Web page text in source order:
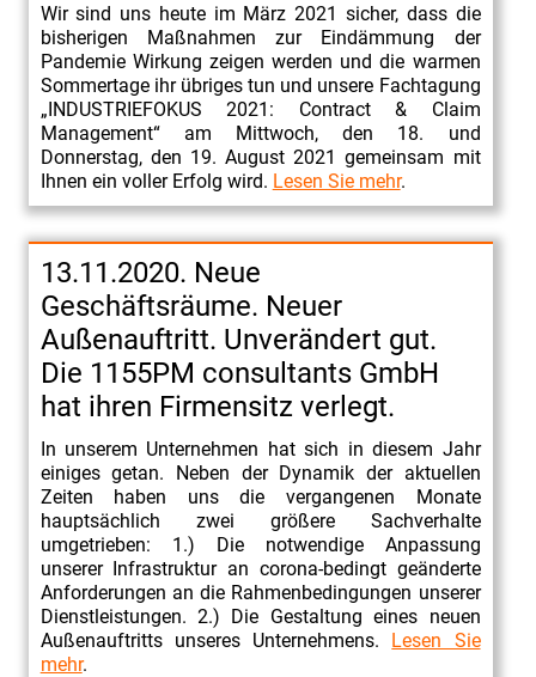
Wir sind uns heute im März 2021 sicher, dass die
bisherigen Maßnahmen zur Eindämmung der
Pandemie Wirkung zeigen werden und die warmen
Sommertage ihr übriges tun und unsere Fachtagung
„INDUSTRIEFOKUS 2021: Contract & Claim
Management“ am Mittwoch, den 18. und
Donnerstag, den 19. August 2021 gemeinsam mit
Ihnen ein voller Erfolg wird. Lesen Sie mehr.
13.11.2020. Neue
Geschäftsräume. Neuer
Außenauftritt. Unverändert gut.
Die 1155PM consultants GmbH
hat ihren Firmensitz verlegt.
In unserem Unternehmen hat sich in diesem Jahr
einiges getan. Neben der Dynamik der aktuellen
Zeiten haben uns die vergangenen Monate
hauptsächlich zwei größere Sachverhalte
umgetrieben: 1.) Die notwendige Anpassung
unserer Infrastruktur an corona-bedingt geänderte
Anforderungen an die Rahmenbedingungen unserer
Dienstleistungen. 2.) Die Gestaltung eines neuen
Außenauftritts unseres Unternehmens. Lesen Sie
mehr.
Wirtschaftsrat
Deutschland
e.V.
8.
Runder
Claims-
und
Contractmanagement
Engineering
Summit
2017
aktuelle
Lagebericht
der
Arbeitsgemeinschaft
Großanlagenbau
des